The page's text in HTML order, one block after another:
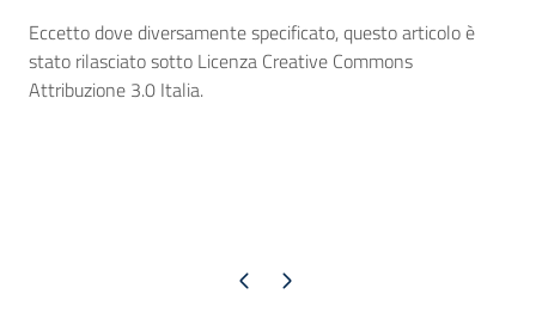
Eccetto dove diversamente specificato, questo articolo è
stato rilasciato sotto Licenza Creative Commons
Attribuzione 3.0 Italia.
Pagina precedente
Pagina successiva